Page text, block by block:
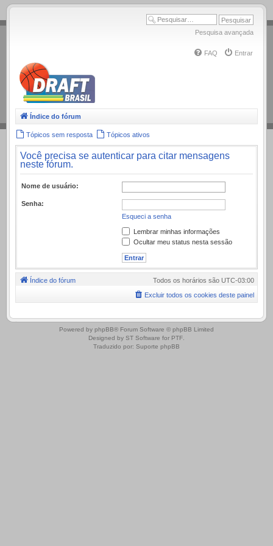
.
Pesquisa avançada
FAQ Entrar
Índice do fórum
Tópicos sem resposta Tópicos ativos
Você precisa se autenticar para citar mensagens
neste fórum.
Nome de usuário:
Senha:
Esqueci a senha
Lembrar minhas informações
Ocultar meu status nesta sessão
Índice do fórum Todos os horários são UTC-03:00
Excluir todos os cookies deste painel
.
Powered by phpBB® Forum Software © phpBB Limited
Designed by ST Software for PTF.
Traduzido por: Suporte phpBB